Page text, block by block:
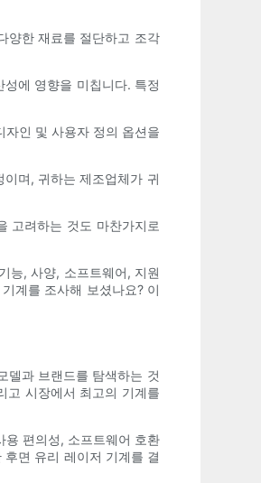
양한 재료를 절단하고 조각
에 영향을 미칩니다. 특정
인 및 사용자 정의 옵션을
며, 귀하는 제조업체가 귀
고려하는 것도 마찬가지로
능, 사양, 소프트웨어, 지원
계를 조사해 보셨나요? 이
델과 브랜드를 탐색하는 것
고 시장에서 최고의 기계를
편의성, 소프트웨어 호환
면 유리 레이저 기계를 결